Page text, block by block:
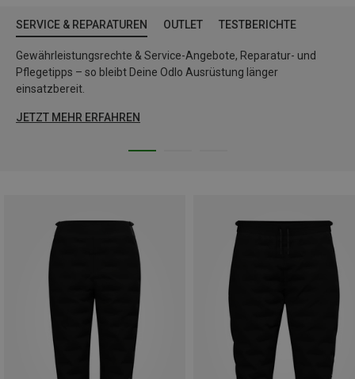
SERVICE & REPARATUREN OUTLET TESTBERICHTE
Gewährleistungsrechte & Service-Angebote, Reparatur- und
Pflegetipps – so bleibt Deine Odlo Ausrüstung länger
einsatzbereit.
JETZT MEHR ERFAHREN